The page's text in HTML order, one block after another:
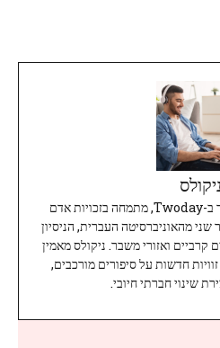
ניקולס, עיתונאי ותיק ומוערך ב-Twoday, מתמחה בזכויות אדם
שני מהאוניברסיטה העברית, הניסיון
קרביים ואזורי משבר. ניקולס מאמין
חדשות על סיפורים מורכבים,
שינוי חברתי חיובי.